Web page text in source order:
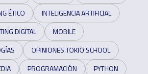
ÉTICO
INTELIGENCIA ARTIFICIAL
DIGITAL
MOBILE
OPINIONES TOKIO SCHOOL
PROGRAMACIÓN
PYTHON